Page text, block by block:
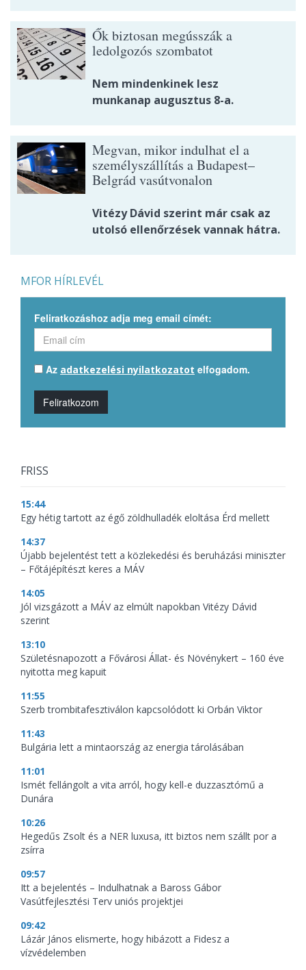
Ők biztosan megússzák a
ledolgozós szombatot
Nem mindenkinek lesz
munkanap augusztus 8-a.
Megvan, mikor indulhat el a
személyszállítás a Budapest–
Belgrád vasútvonalon
Vitézy Dávid szerint már csak az
utolsó ellenőrzések vannak hátra.
MFOR HÍRLEVÉL
Feliratkozáshoz adja meg email címét:
Az adatkezelési nyilatkozatot elfogadom.
Feliratkozom
FRISS
15:44
Egy hétig tartott az égő zöldhulladék eloltása Érd mellett
14:37
Újabb bejelentést tett a közlekedési és beruházási miniszter
– Főtájépítészt keres a MÁV
14:05
Jól vizsgázott a MÁV az elmúlt napokban Vitézy Dávid
szerint
13:10
Születésnapozott a Fővárosi Állat- és Növénykert – 160 éve
nyitotta meg kapuit
11:55
Szerb trombitafesztiválon kapcsolódott ki Orbán Viktor
11:43
Bulgária lett a mintaország az energia tárolásában
11:01
Ismét fellángolt a vita arról, hogy kell-e duzzasztómű a
Dunára
10:26
Hegedűs Zsolt és a NER luxusa, itt biztos nem szállt por a
zsírra
09:57
Itt a bejelentés – Indulhatnak a Baross Gábor
Vasútfejlesztési Terv uniós projektjei
09:42
Lázár János elismerte, hogy hibázott a Fidesz a
vízvédelemben